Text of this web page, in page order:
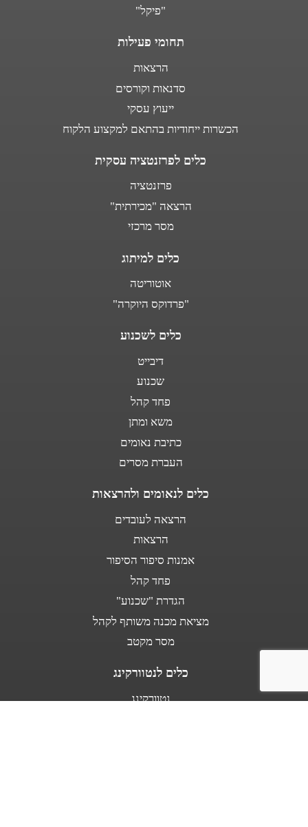
"פיקל"
תחומי פעילות
הרצאות
סדנאות וקורסים
ייעוץ עסקי
הכשרות ייחודיות בהתאם למקצוע הלקוח
כלים לפרזנטציה עסקית
פרזנטציה
הרצאה "מכירתית"
מסר מרכזי
כלים למיתוג
אוטוריטה
"פרדוקס היוקרה"
כלים לשכנוע
דיבייט
שכנוע
פחד קהל
משא ומתן
כתיבת נאומים
העברת מסרים
כלים לנאומים ולהרצאות
הרצאה לעובדים
הרצאות
אמנות סיפור הסיפור
פחד קהל
הגדרת "שכנוע"
מציאת מכנה משותף לקהל
מסר מקטב
כלים לנטוורקינג
נטוורקינג